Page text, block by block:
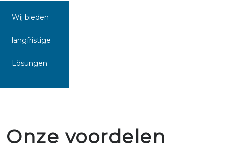
Wij bieden
langfristige
Lösungen
Onze voordelen